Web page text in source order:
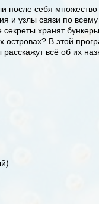
после себя
и узлы связи по
хранят
В этой
всё об их